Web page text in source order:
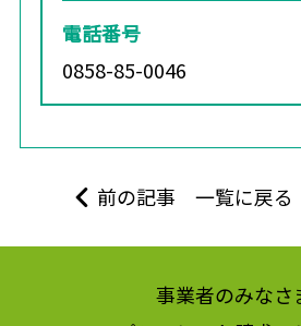
電話番号
0858-85-0046
前の記事 一覧に戻る
事業者のみなさ